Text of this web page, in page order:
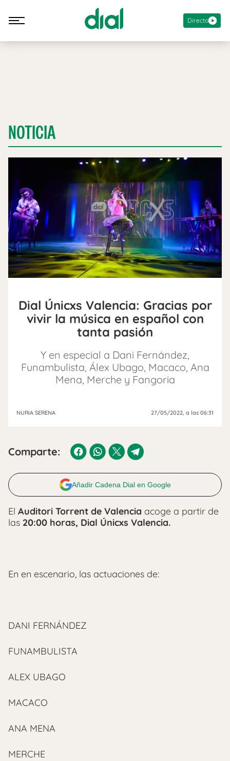
Directo
NOTICIA
Dial Únicxs Valencia: Gracias por
vivir la música en español con
tanta pasión
Y en especial a Dani Fernández,
Funambulista, Álex Ubago, Macaco, Ana
Mena, Merche y Fangoria
NURIA SERENA 27/05/2022, a las 06:31
Comparte:
Añadir Cadena Dial en Google
El Auditori Torrent de Valencia acoge a partir de
las 20:00 horas, Dial Únicxs Valencia.
En en escenario, las actuaciones de:
DANI FERNÁNDEZ
FUNAMBULISTA
ALEX UBAGO
MACACO
ANA MENA
MERCHE